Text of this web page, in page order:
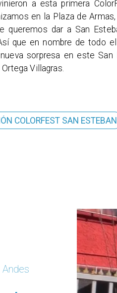
a esta primera
en la Plaza de
queremos dar a San
que en nombre de todo
sorpresa en este San
Villagras.
COLORFEST SAN ESTEBAN